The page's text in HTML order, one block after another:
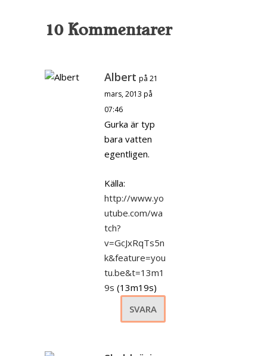
10 Kommentarer
Albert på 21
mars, 2013 på
07:46
Gurka är typ
bara vatten
egentligen.
Källa:
http://www.yo
utube.com/wa
tch?
v=GcJxRqTs5n
k&feature=you
tu.be&t=13m1
9s (13m19s)
SVARA